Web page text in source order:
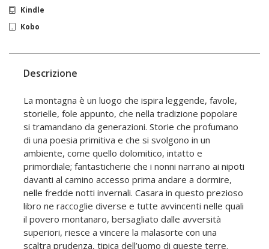
Kindle
Kobo
Descrizione
La montagna è un luogo che ispira leggende, favole,
storielle, fole appunto, che nella tradizione popolare
si tramandano da generazioni. Storie che profumano
di una poesia primitiva e che si svolgono in un
ambiente, come quello dolomitico, intatto e
primordiale; fantasticherie che i nonni narrano ai nipoti
davanti al camino accesso prima andare a dormire,
nelle fredde notti invernali. Casara in questo prezioso
libro ne raccoglie diverse e tutte avvincenti nelle quali
il povero montanaro, bersagliato dalle avversità
superiori, riesce a vincere la malasorte con una
scaltra prudenza, tipica dell’uomo di queste terre.